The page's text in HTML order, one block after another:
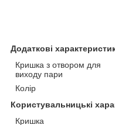
Додаткові
Кришка з отвором для
виходу пари
Колір
Користувальницькі
Кришка